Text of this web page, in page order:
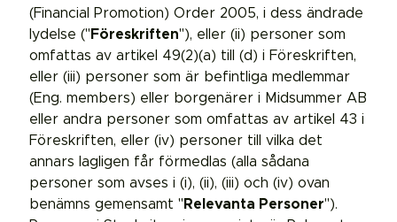
(Financial Promotion) Order 2005, i dess ändrade
lydelse (" Föreskriften"), eller (ii) personer som
omfattas av artikel 49(2)(a) till (d) i Föreskriften,
eller (iii) personer som är befintliga medlemmar
(Eng. members) eller borgenärer i Midsummer AB
eller andra personer som omfattas av artikel 43 i
Föreskriften, eller (iv) personer till vilka det
annars lagligen får förmedlas (alla sådana
personer som avses i (i), (ii), (iii) och (iv) ovan
benämns gemensamt " Relevanta Personer").